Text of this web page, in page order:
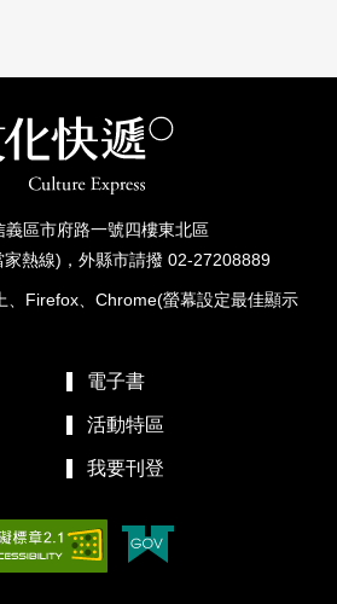
區市府路一號四樓東北區
熱線)，外縣市請撥 02-27208889
、Firefox、Chrome(螢幕設定最佳顯示
電子書
活動特區
我要刊登